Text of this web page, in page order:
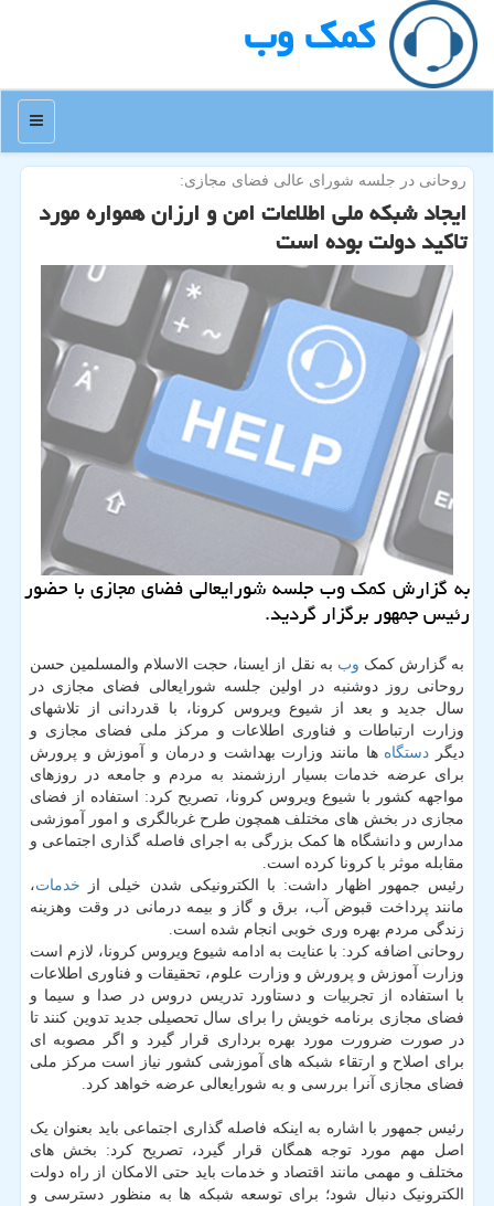
كمك وب
منو
روحانی در جلسه شورای عالی فضای مجازی:
ایجاد شبكه ملی اطلاعات امن و ارزان همواره مورد
تاكید دولت بوده است
به گزارش كمك وب جلسه شورایعالی فضای مجازی با حضور
رئیس جمهور برگزار گردید.
به گزارش کمک وب به نقل از ایسنا، حجت الاسلام والمسلمین حسن
روحانی روز دوشنبه در اولین جلسه شورایعالی فضای مجازی در
سال جدید و بعد از شیوع ویروس کرونا، با قدردانی از تلاشهای
وزارت ارتباطات و فناوری اطلاعات و مرکز ملی فضای مجازی و
دیگر دستگاه ها مانند وزارت بهداشت و درمان و آموزش و پرورش
برای عرضه خدمات بسیار ارزشمند به مردم و جامعه در روزهای
مواجهه کشور با شیوع ویروس کرونا، تصریح کرد: استفاده از فضای
مجازی در بخش های مختلف همچون طرح غربالگری و امور آموزشی
مدارس و دانشگاه ها کمک بزرگی به اجرای فاصله گذاری اجتماعی و
مقابله موثر با کرونا کرده است.
رئیس جمهور اظهار داشت: با الکترونیکی شدن خیلی از خدمات،
مانند پرداخت قبوض آب، برق و گاز و بیمه درمانی در وقت وهزینه
زندگی مردم بهره وری خوبی انجام شده است.
روحانی اضافه کرد: با عنایت به ادامه شیوع ویروس کرونا، لازم است
وزارت آموزش و پرورش و وزارت علوم، تحقیقات و فناوری اطلاعات
با استفاده از تجربیات و دستاورد تدریس دروس در صدا و سیما و
فضای مجازی برنامه خویش را برای سال تحصیلی جدید تدوین کنند تا
در صورت ضرورت مورد بهره برداری قرار گیرد و اگر مصوبه ای
برای اصلاح و ارتقاء شبکه های آموزشی کشور نیاز است مرکز ملی
فضای مجازی آنرا بررسی و به شورایعالی عرضه خواهد کرد.
رئیس جمهور با اشاره به اینکه فاصله گذاری اجتماعی باید بعنوان یک
اصل مهم مورد توجه همگان قرار گیرد، تصریح کرد: بخش های
مختلف و مهمی مانند اقتصاد و خدمات باید حتی الامکان از راه دولت
الکترونیک دنبال شود؛ برای توسعه شبکه ها به منظور دسترسی و